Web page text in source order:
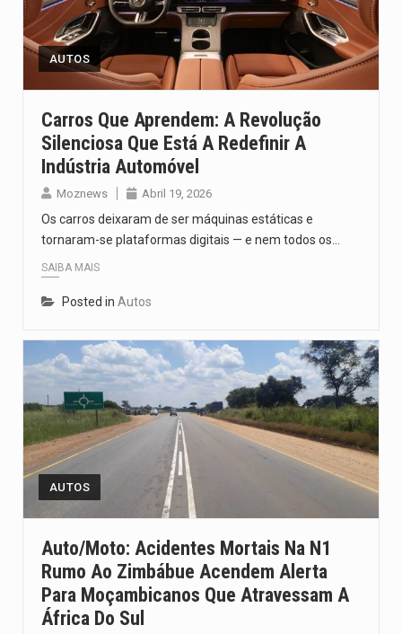
O pagamento marca o desfecho de um dos processos mais…
AUTOS
Carros Que Aprendem: A Revolução
Silenciosa Que Está A Redefinir A
Indústria Automóvel
Moznews Abril 19, 2026
Os carros deixaram de ser máquinas estáticas e
tornaram-se plataformas digitais — e nem todos os…
SAIBA MAIS
Posted in Autos
AUTOS
Auto/Moto: Acidentes Mortais Na N1
Rumo Ao Zimbábue Acendem Alerta
Para Moçambicanos Que Atravessam A
África Do Sul